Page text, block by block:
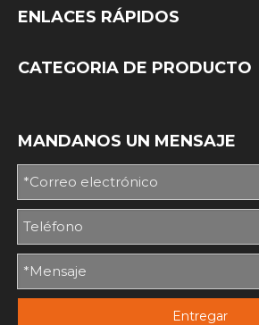
ENLACES RÁPIDOS
CATEGORIA DE PRODUCTO
MANDANOS UN MENSAJE
Entregar